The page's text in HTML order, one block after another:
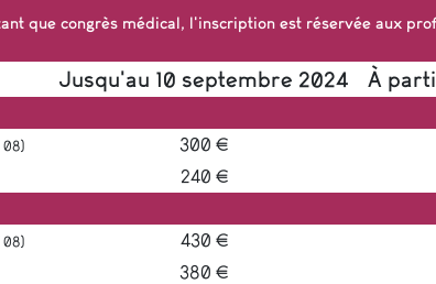
que congrès médical, l'inscription est réservée aux
Jusqu'au 10 septembre 2024 À
08) 300 €
240 €
08) 430 €
380 €